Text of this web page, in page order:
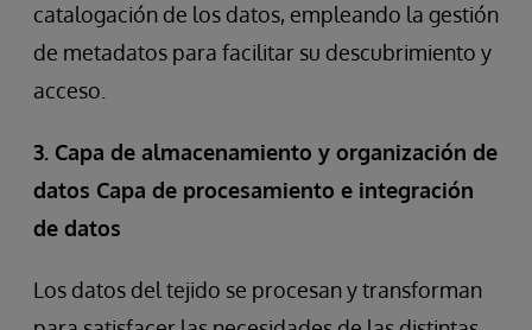
catalogación de los datos, empleando la gestión
de metadatos para facilitar su descubrimiento y
acceso.
3. Capa de almacenamiento y organización de
datos Capa de procesamiento e integración
de datos
Los datos del tejido se procesan y transforman